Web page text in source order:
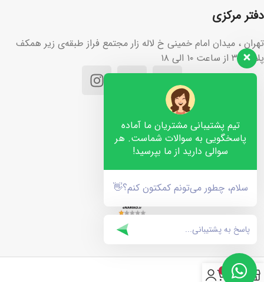
دفتر مرکزی
تهران ، میدان امام خمینی خ لاله زار مجتمع فراز طبقه‌ی زیر همکف
پلاک ۳۶ از ساعت ۱۰ الی ۱۸
تیم پشتیبانی مشتریان ما آماده
پاسخگویی به سوالات شماست. هر
سوالی دارید از ما بپرسید!
سلام، چطور می‌تونم کمکتون کنم؟👋
۰